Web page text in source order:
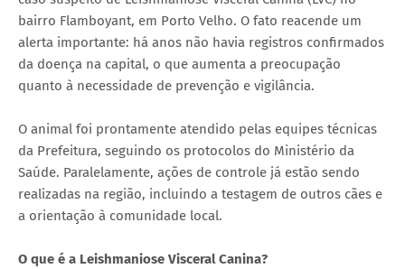
bairro Flamboyant, em Porto Velho. O fato reacende um
alerta importante: há anos não havia registros confirmados
da doença na capital, o que aumenta a preocupação
quanto à necessidade de prevenção e vigilância.
O animal foi prontamente atendido pelas equipes técnicas
da Prefeitura, seguindo os protocolos do Ministério da
Saúde. Paralelamente, ações de controle já estão sendo
realizadas na região, incluindo a testagem de outros cães e
a orientação à comunidade local.
O que é a Leishmaniose Visceral Canina?